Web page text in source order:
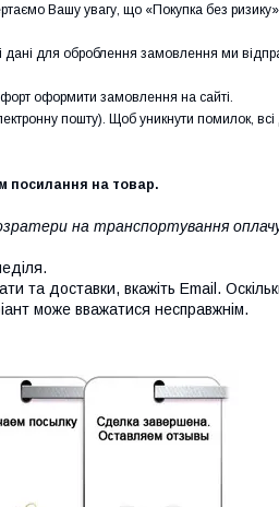
Вашу увагу, що «Покупка без
дані для оброблення замовлення ми
оформити замовлення на сайті.
пошту). Щоб уникнути помилок, всі
посилання на товар.
на транспортування
та доставки, вкажіть Email.
може вважатися несправжнім.